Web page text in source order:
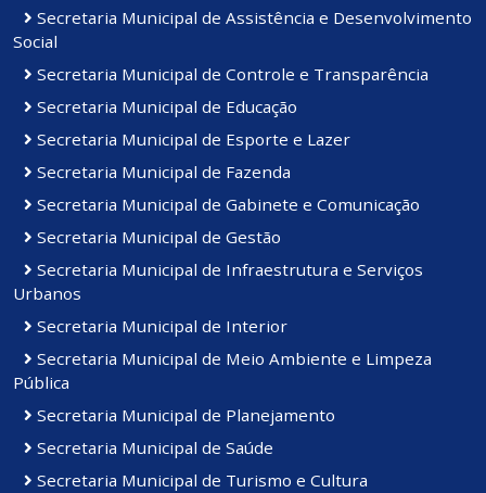
Secretaria Municipal de Assistência e Desenvolvimento
Social
Secretaria Municipal de Controle e Transparência
Secretaria Municipal de Educação
Secretaria Municipal de Esporte e Lazer
Secretaria Municipal de Fazenda
Secretaria Municipal de Gabinete e Comunicação
Secretaria Municipal de Gestão
Secretaria Municipal de Infraestrutura e Serviços
Urbanos
Secretaria Municipal de Interior
Secretaria Municipal de Meio Ambiente e Limpeza
Pública
Secretaria Municipal de Planejamento
Secretaria Municipal de Saúde
Secretaria Municipal de Turismo e Cultura